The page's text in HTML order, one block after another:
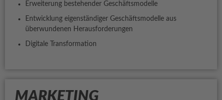
Erweiterung bestehender Geschäftsmodelle
Entwicklung eigenständiger Geschäftsmodelle aus
überwundenen Herausforderungen
Digitale Transformation
MARKETING